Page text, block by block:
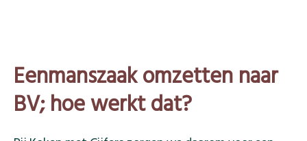
Eenmanszaak omzetten naar
BV; hoe werkt dat?